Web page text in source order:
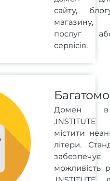
сайту,
магазину,
послуг
сервісів.
Домен
містити
літери.
забезпечує
можливість